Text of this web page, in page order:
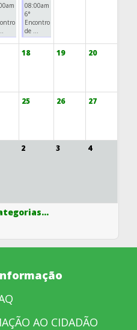
08:00am
6°
Encontro
de ...
18 19 20
25 26 27
2 3 4
AO CIDADÃO